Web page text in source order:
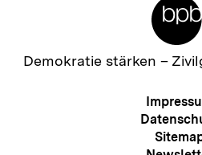
Zur
Demokratie stärken –